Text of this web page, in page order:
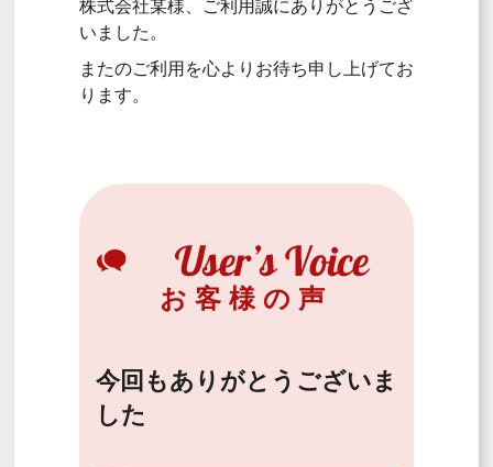
株式会社某様、ご利用誠にありがとうござ
いました。
またのご利用を心よりお待ち申し上げてお
ります。
お客様の声
今回もありがとうございま
した